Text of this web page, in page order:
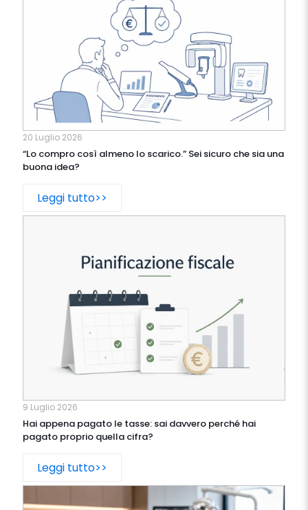
20 Luglio 2026
“Lo compro così almeno lo scarico.” Sei sicuro che sia una
buona idea?
Leggi tutto>>
9 Luglio 2026
Hai appena pagato le tasse: sai davvero perché hai
pagato proprio quella cifra?
Leggi tutto>>